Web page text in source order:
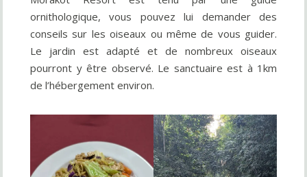
ornithologique, vous pouvez lui demander des
conseils sur les oiseaux ou même de vous guider.
Le jardin est adapté et de nombreux oiseaux
pourront y être observé. Le sanctuaire est à 1km
de l’hébergement environ.